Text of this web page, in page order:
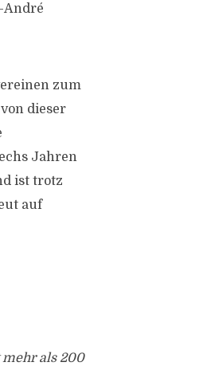
André
zum
dieser
Jahren
ist trotz
auf
als 200